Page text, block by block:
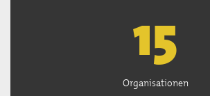
15
Organisationen